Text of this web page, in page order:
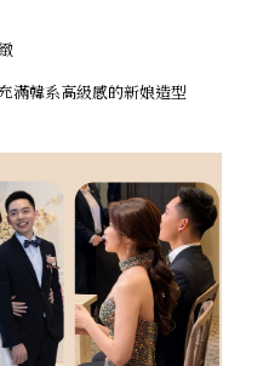
滿韓系高級感的新娘造型